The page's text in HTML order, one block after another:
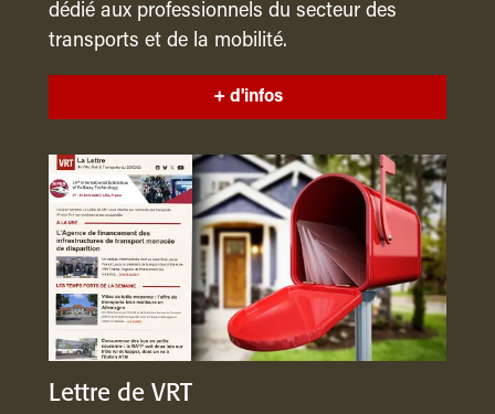
dédié aux professionnels du secteur des
transports et de la mobilité.
+ d'infos
Lettre de VRT